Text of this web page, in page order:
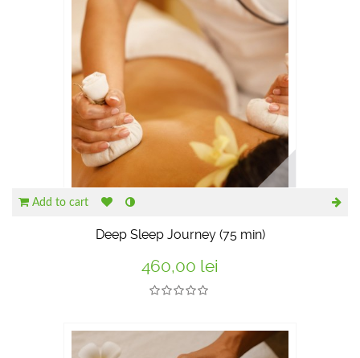
Add to cart
Deep Sleep Journey (75 min)
460,00 lei